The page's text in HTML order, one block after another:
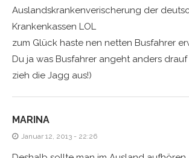
Auslandskrankenverischerung der
Krankenkassen LOL
zum Glück haste nen netten Busfahrer
Du ja was Busfahrer angeht anders drauf
zieh die Jagg aus!)
MARINA
Januar 12, 2013 - 22:26